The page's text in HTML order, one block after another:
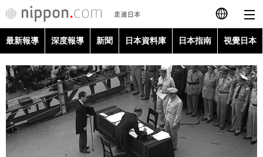
日本語
English
简体字
Français
最新報導
深度報導
最新報導 深度報導 新聞 日本資料庫 日本指南 視覺日本